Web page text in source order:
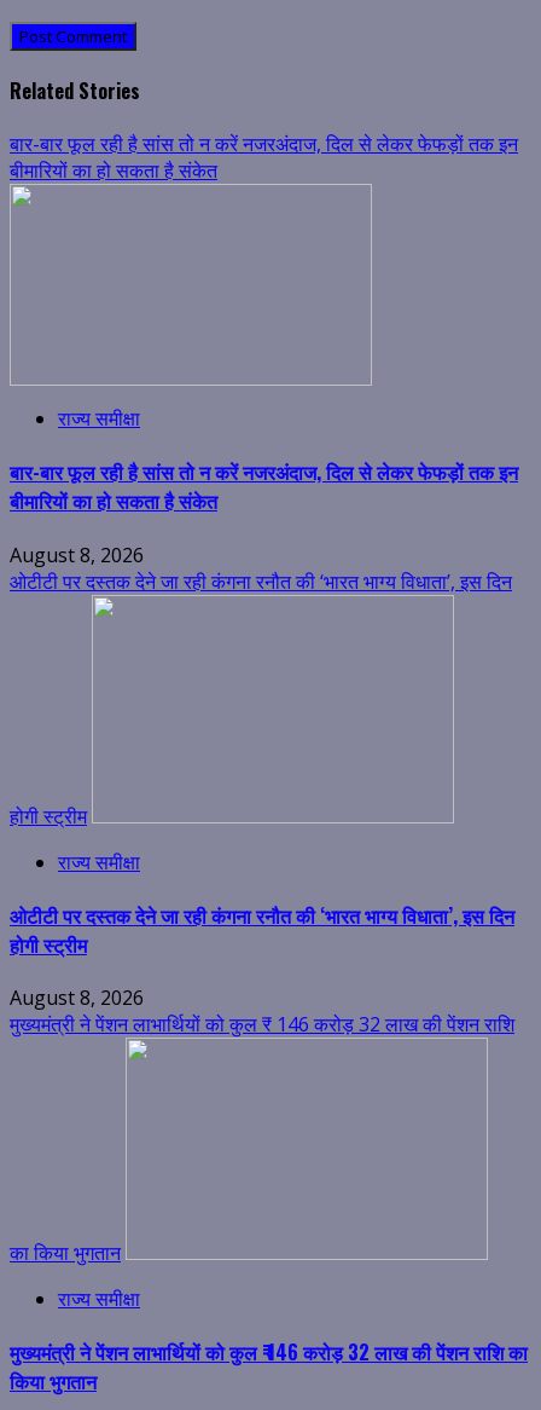
Related Stories
बार-बार फूल रही है सांस तो न करें नजरअंदाज, दिल से लेकर फेफड़ों तक इन
बीमारियों का हो सकता है संकेत
राज्य समीक्षा
बार-बार फूल रही है सांस तो न करें नजरअंदाज, दिल से लेकर फेफड़ों तक इन
बीमारियों का हो सकता है संकेत
August 8, 2026
ओटीटी पर दस्तक देने जा रही कंगना रनौत की ‘भारत भाग्य विधाता’, इस दिन
होगी स्ट्रीम
राज्य समीक्षा
ओटीटी पर दस्तक देने जा रही कंगना रनौत की ‘भारत भाग्य विधाता’, इस दिन
होगी स्ट्रीम
August 8, 2026
मुख्यमंत्री ने पेंशन लाभार्थियों को कुल ₹ 146 करोड़ 32 लाख की पेंशन राशि
का किया भुगतान
राज्य समीक्षा
मुख्यमंत्री ने पेंशन लाभार्थियों को कुल ₹ 146 करोड़ 32 लाख की पेंशन राशि का
किया भुगतान